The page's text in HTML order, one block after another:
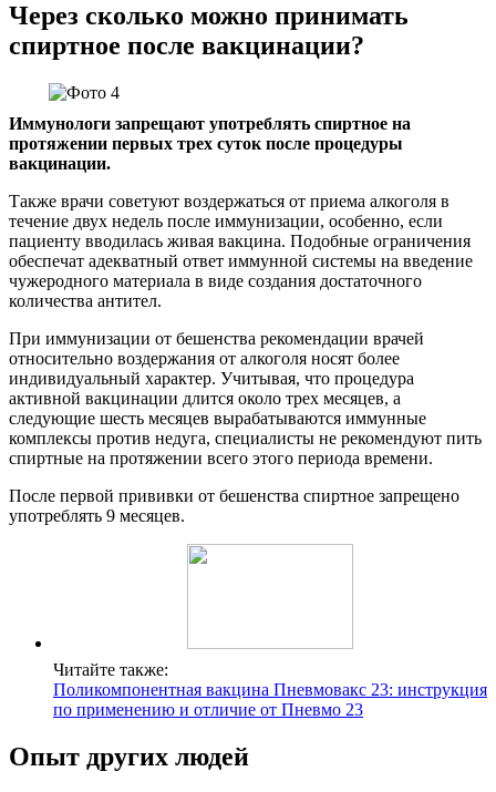
Через сколько можно принимать
спиртное после вакцинации?
Иммунологи запрещают употреблять спиртное на
протяжении первых трех суток после процедуры
вакцинации.
Также врачи советуют воздержаться от приема алкоголя в
течение двух недель после иммунизации, особенно, если
пациенту вводилась живая вакцина. Подобные ограничения
обеспечат адекватный ответ иммунной системы на введение
чужеродного материала в виде создания достаточного
количества антител.
При иммунизации от бешенства рекомендации врачей
относительно воздержания от алкоголя носят более
индивидуальный характер. Учитывая, что процедура
активной вакцинации длится около трех месяцев, а
следующие шесть месяцев вырабатываются иммунные
комплексы против недуга, специалисты не рекомендуют пить
спиртные на протяжении всего этого периода времени.
После первой прививки от бешенства спиртное запрещено
употреблять 9 месяцев.
Читайте также:
Поликомпонентная вакцина Пневмовакс 23: инструкция
по применению и отличие от Пневмо 23
Опыт других людей